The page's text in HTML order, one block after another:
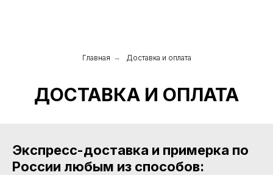
Главная → Доставка и оплата
ДОСТАВКА И ОПЛАТА
Экспресс-доставка и примерка по
России любым из способов: